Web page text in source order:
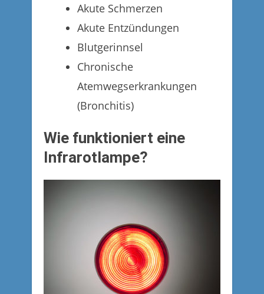
Akute Schmerzen
Akute Entzündungen
Blutgerinnsel
Chronische
Atemwegserkrankungen
(Bronchitis)
Wie funktioniert eine
Infrarotlampe?